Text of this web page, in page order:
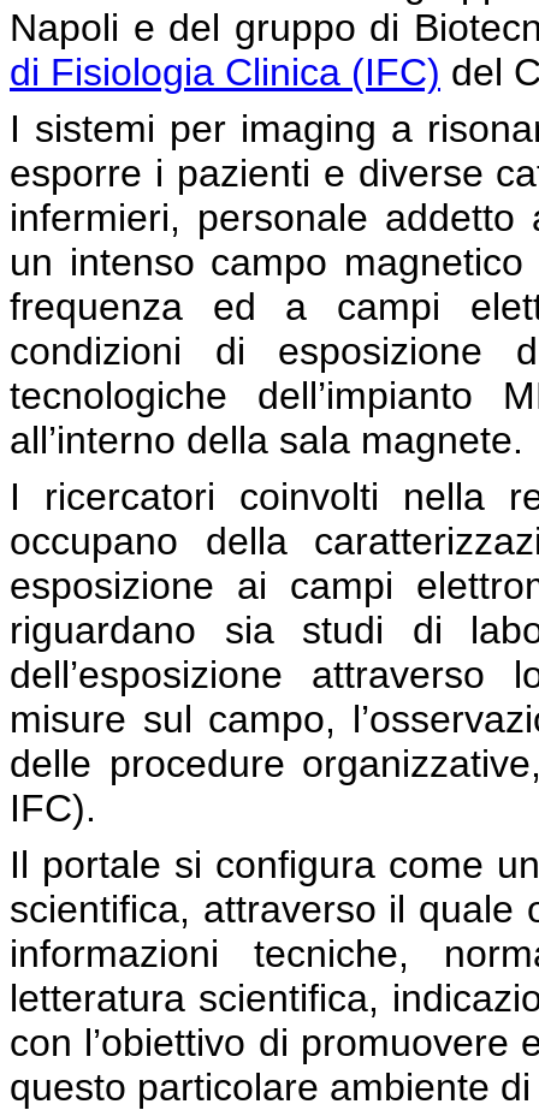
Napoli e del gruppo di
di Fisiologia Clinica (IFC) del
I sistemi per imaging a
esporre i pazienti e diverse
infermieri, personale
un intenso campo
frequenza ed a campi
condizioni di esposizione
tecnologiche
all’interno della sala magnete.
I ricercatori coinvolti nella
occupano della
esposizione ai campi
riguardano sia studi di
dell’esposizione
misure sul campo,
delle procedure
IFC).
Il portale si configura come
scientifica, attraverso il quale
informazioni tecniche,
letteratura scientifica,
con l’obiettivo di promuovere
questo particolare ambiente